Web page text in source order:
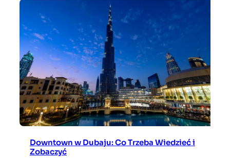
Downtown w Dubaju: Co Trzeba Wiedzieć i
Zobaczyć